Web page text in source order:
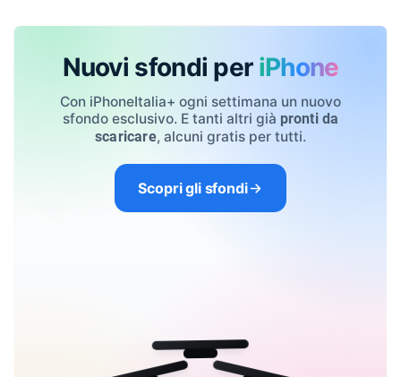
Nuovi sfondi per iPhone
Con iPhoneItalia+ ogni settimana un nuovo
sfondo esclusivo. E tanti altri già pronti da
scaricare, alcuni gratis per tutti.
Scopri gli sfondi